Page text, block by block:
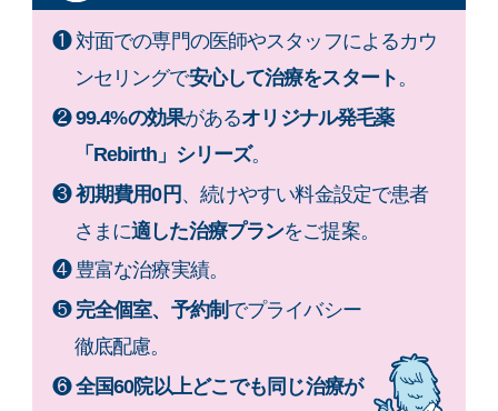
❶ 対面での専門の医師やスタッフによるカウ
ンセリングで安心して治療をスタート 。
❷99.4%の効果があるオリジナル発毛薬
「Rebirth」シリーズ。
❸初期費用0円 、続けやすい料金設定で患者
さまに適した治療プランをご提案。
❹ 豊富な治療実績。
❺ 完全個室、予約制 でプライバシー
徹底配慮。
❻全国60院以上どこでも同じ治療が